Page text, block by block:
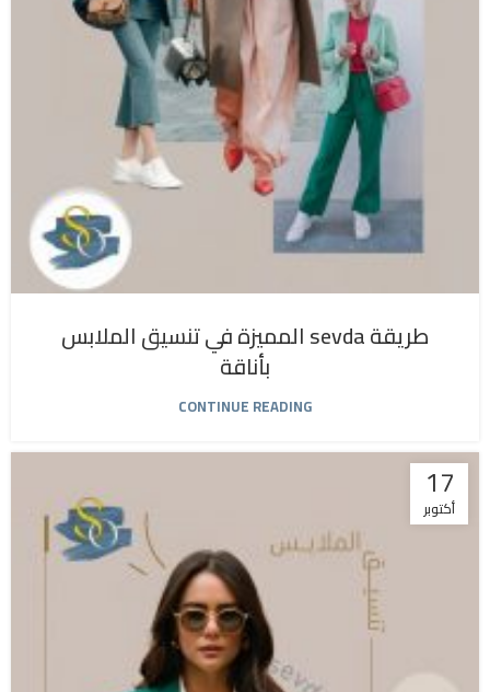
طريقة sevda المميزة في تنسيق الملابس
بأناقة
CONTINUE READING
17
أكتوبر